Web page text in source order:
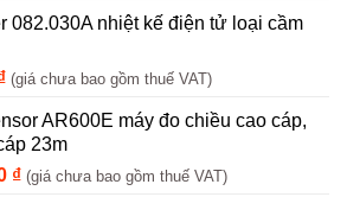
082.030A nhiệt kế điện tử loại cầm
(giá chưa bao gồm thuế VAT)
AR600E máy đo chiều cao cáp,
23m
₫ (giá chưa bao gồm thuế VAT)